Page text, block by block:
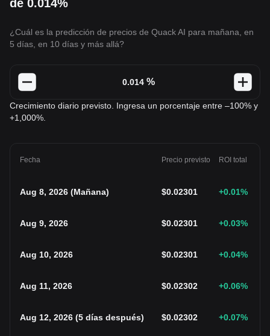
de 0.014%
¿Cuál es la predicción de precios de Quack AI para mañana, en
5 días, en 10 días y más allá?
%
Crecimiento diario previsto. Ingresa un porcentaje entre –100% y
+1,000%.
Fecha Precio previsto ROI total
Aug 8, 2026 (Mañana) $0.02301 +0.01%
Aug 9, 2026 $0.02301 +0.03%
Aug 10, 2026 $0.02301 +0.04%
Aug 11, 2026 $0.02302 +0.06%
Aug 12, 2026 (5 días después) $0.02302 +0.07%